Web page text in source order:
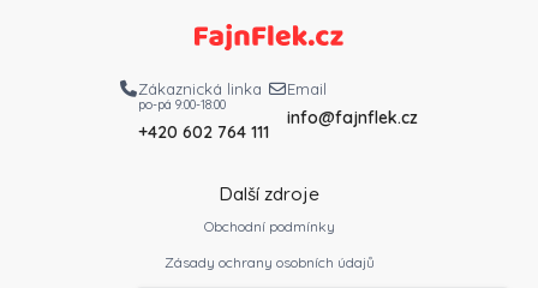
Zákaznická linka
po-pá 9:00-18:00
+420 602 764 111
Email
info@fajnflek.cz
Další zdroje
Obchodní podmínky
Zásady ochrany osobních údajů